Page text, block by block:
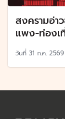
สงครามอ่า
แพง-ท่องเ
วันที่ 31 ก.ค. 2569